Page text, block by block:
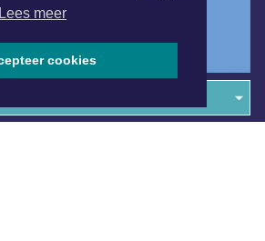
Lees meer
cookies